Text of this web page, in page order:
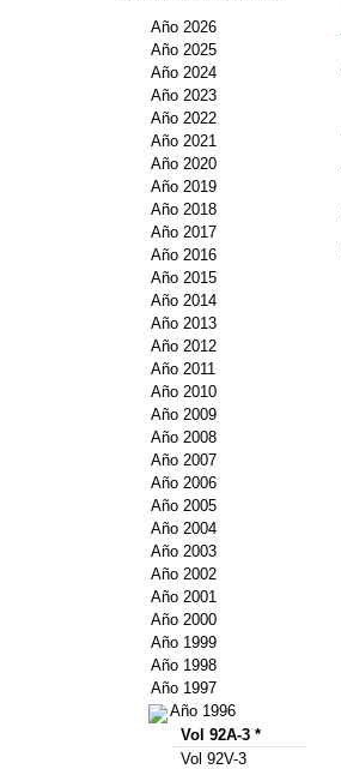
Año 2026
Año 2025
Año 2024
Año 2023
Año 2022
Año 2021
Año 2020
Año 2019
Año 2018
Año 2017
Año 2016
Año 2015
Año 2014
Año 2013
Año 2012
Año 2011
Año 2010
Año 2009
Año 2008
Año 2007
Año 2006
Año 2005
Año 2004
Año 2003
Año 2002
Año 2001
Año 2000
Año 1999
Año 1998
Año 1997
Año 1996
Vol 92A-3 *
Vol 92V-3